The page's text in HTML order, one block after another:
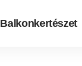
Balkonkertészet